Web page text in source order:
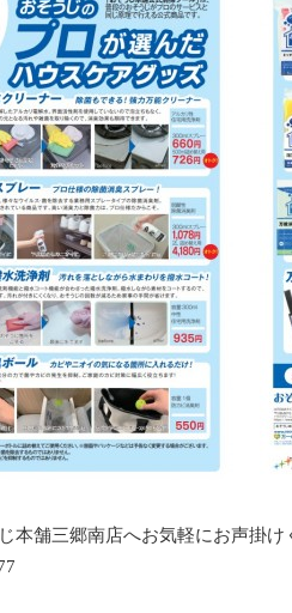
本舗三郷南店へお気軽にお声掛け